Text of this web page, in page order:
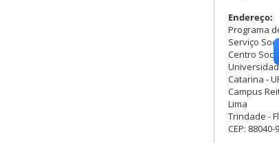
Endereço:
Programa
Serviço
Centro
Catarina -
Campus
Lima
Trindade -
CEP: 88040-